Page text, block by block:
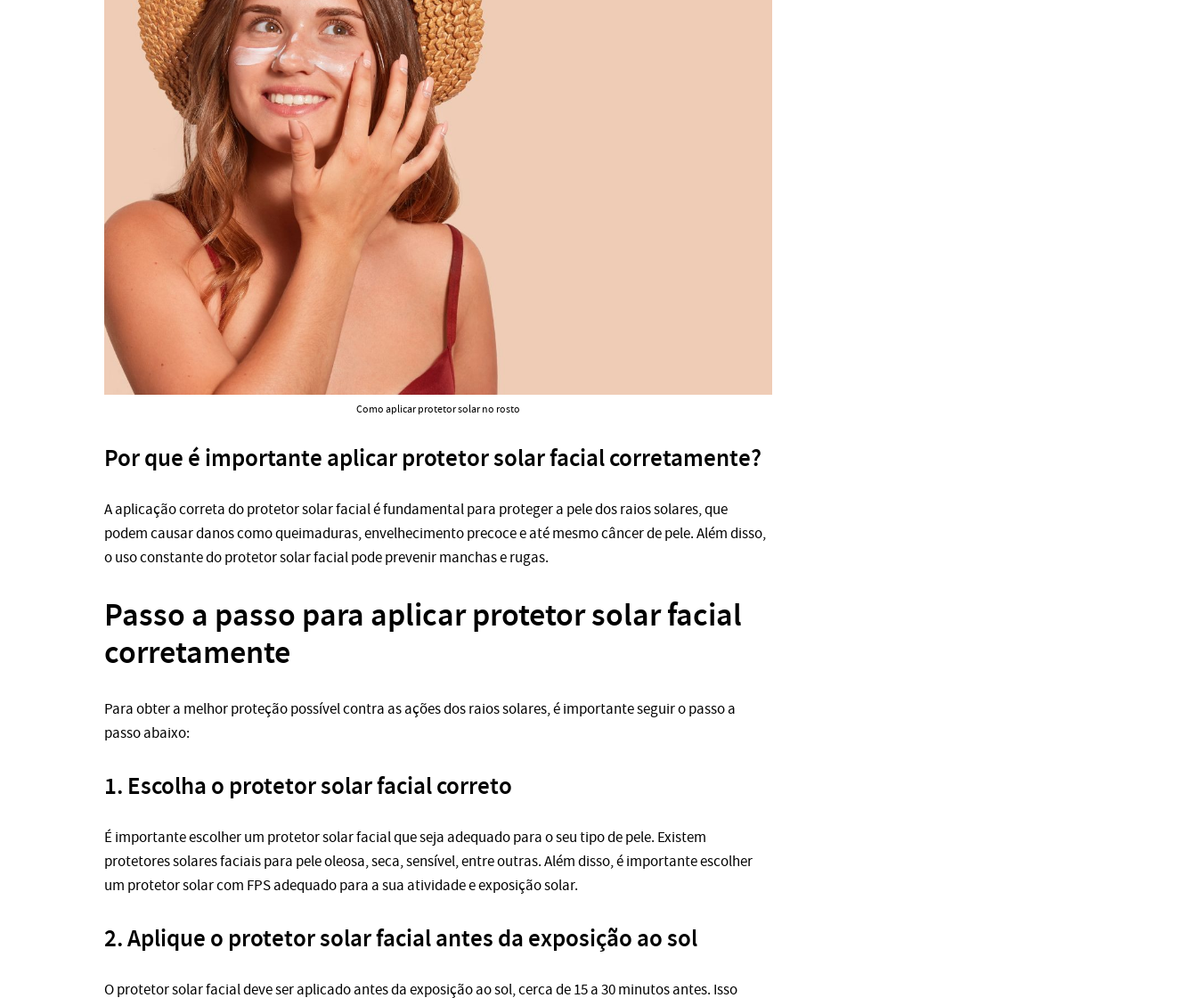
Como aplicar protetor solar no rosto
Por que é importante aplicar protetor solar facial corretamente?
A aplicação correta do protetor solar facial é fundamental para proteger a pele dos raios solares, que
podem causar danos como queimaduras, envelhecimento precoce e até mesmo câncer de pele. Além disso,
o uso constante do protetor solar facial pode prevenir manchas e rugas.
Passo a passo para aplicar protetor solar facial
corretamente
Para obter a melhor proteção possível contra as ações dos raios solares, é importante seguir o passo a
passo abaixo:
1. Escolha o protetor solar facial correto
É importante escolher um protetor solar facial que seja adequado para o seu tipo de pele. Existem
protetores solares faciais para pele oleosa, seca, sensível, entre outras. Além disso, é importante escolher
um protetor solar com FPS adequado para a sua atividade e exposição solar.
2. Aplique o protetor solar facial antes da exposição ao sol
O protetor solar facial deve ser aplicado antes da exposição ao sol, cerca de 15 a 30 minutos antes. Isso